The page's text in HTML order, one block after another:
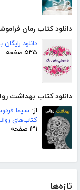
دانلود کتاب رمان
دانلود
۵۳۵ صفحه
دانلود کتاب بهداشت
از: سیما
کتاب‌های
۱۳۱ صفحه
تازه‌ها